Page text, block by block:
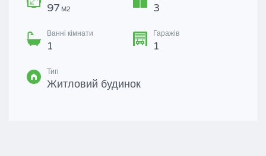
97 М2 3
Ванні кімнати
1
Гаражів
1
Тип
Житловий будинок